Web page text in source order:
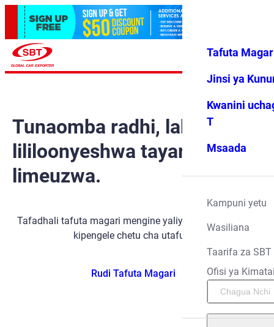
Vipendwa
Menyu
Tafuta
Jinsi ya
Kwanini
T
Msaada
Kampuni yetu
Wasiliana
Taarifa za SBT
Ofisi ya
Tunaomba radhi, lakini gari
lililoonyeshwa tayari
limeuzwa.
Tafadhali tafuta magari mengine yaliyopo kwa kutumia
kipengele chetu cha utafutaji.
Rudi Tafuta Magari